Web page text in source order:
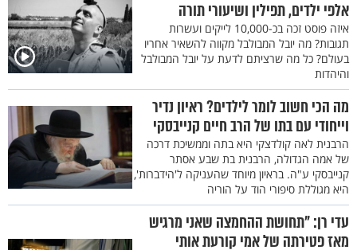
אלפי ילדים, תפילין ושיעורי תורה
איזה פוסט זכה בכ-10,000 לייקים ועשרות
תגובות? מה יובל המבולבל מקווה להשאיר אחריו
בעולם? כל מה שרציתם לדעת על יובל המבולבל
והיהדות
מה הכי חשוב לומר לילדים? ראיון נדיר
וייחודי עם בתו של הרב חיים קנייבסקי
הרבנית לאה קולדצקי היא בתה וממשיכת דרכה
של אמה הגדולה, הרבנית בת שבע אסתר
קנייבסקי ע"ה. בראיון מיוחד שהעניקה ל'הידברות',
היא מגוללת סיפורי הוד על הוריה
עדי רן: "תחושת ההחמצה שאני מרגיש
מאז פטירתה של אמי קורעת אותי